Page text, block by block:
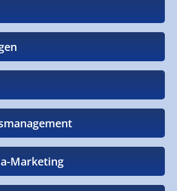
Marketing